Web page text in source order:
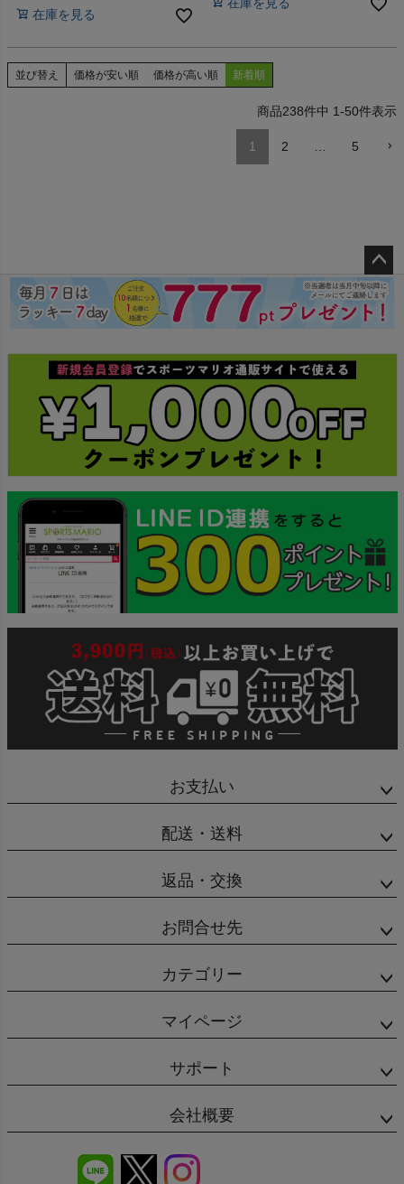
在庫を見る
在庫を見る
並び替え 価格が安い順 価格が高い順 新着順
238件中 1-50件表示
1 2 … 5
ペー
ジト
ップ
お支払い
配送・送料
返品・交換
お問合せ先
カテゴリー
マイページ
サポート
会社概要